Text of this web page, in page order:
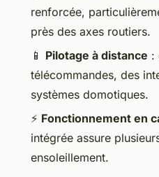
renforcée,
près des axes routiers.
📱 Pilotage à distance :
télécommandes, des
systèmes domotiques.
⚡ Fonctionnement en
intégrée assure
ensoleillement.